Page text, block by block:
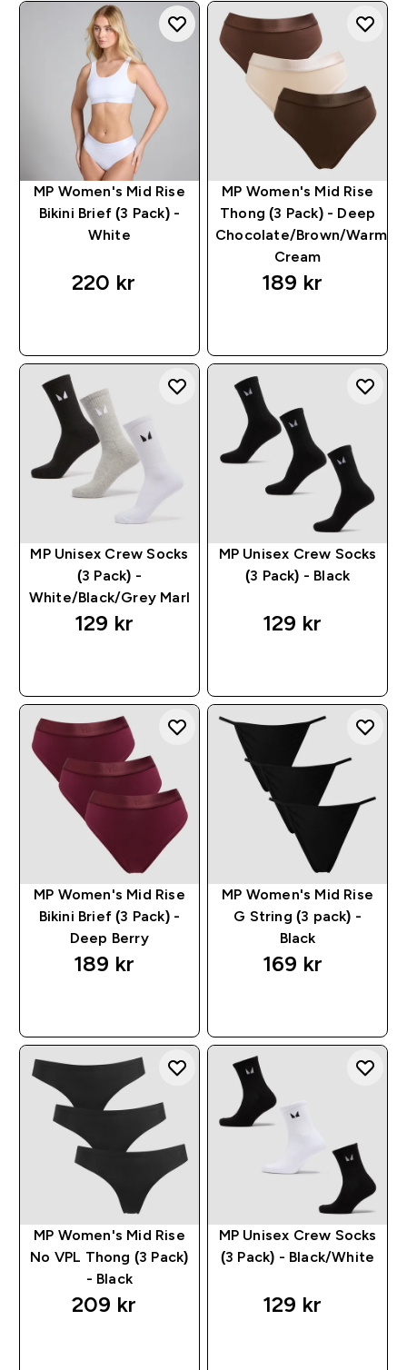
MP Women's Mid Rise
Bikini Brief (3 Pack) -
White
220 kr‎
MP Women's Mid Rise
Thong (3 Pack) - Deep
Chocolate/Brown/Warm
Cream
189 kr‎
MP Unisex Crew Socks
(3 Pack) -
White/Black/Grey Marl
129 kr‎
MP Unisex Crew Socks
(3 Pack) - Black
129 kr‎
MP Women's Mid Rise
Bikini Brief (3 Pack) -
Deep Berry
189 kr‎
MP Women's Mid Rise
G String (3 pack) -
Black
169 kr‎
MP Women's Mid Rise
No VPL Thong (3 Pack)
- Black
209 kr‎
MP Unisex Crew Socks
(3 Pack) - Black/White
129 kr‎